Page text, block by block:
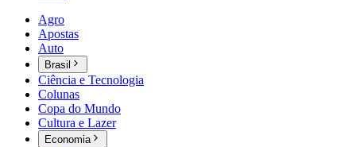
Agro
Apostas
Auto
Brasil
Ciência e Tecnologia
Colunas
Copa do Mundo
Cultura e Lazer
Economia